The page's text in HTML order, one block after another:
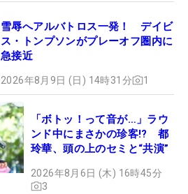
雪辱へアルバトロス一発！ デイビ
ス・トンプソンがプレーオフ圏内に
急接近
2026年8月9日 (日) 14時31分 1
「ボトッ！って音が…」ラウ
ンド中にまさかの珍客!? 都
玲華、頭の上のセミと“共演”
2026年8月6日 (木) 16時45分
3